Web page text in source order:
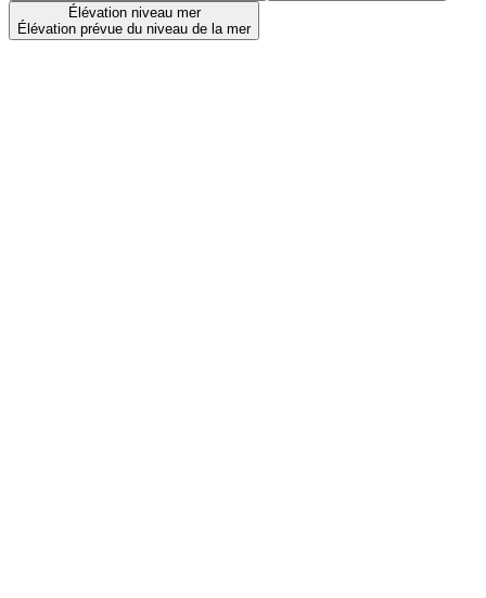
Élévation niveau mer
Élévation prévue du niveau de la mer